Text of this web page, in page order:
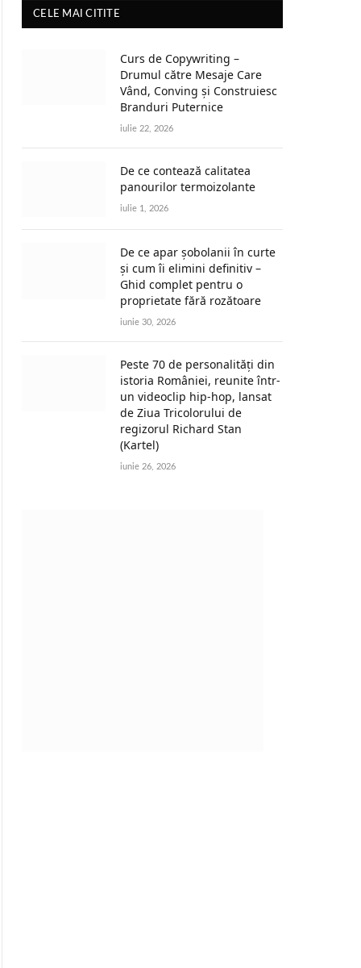
CELE MAI CITITE
Curs de Copywriting –
Drumul către Mesaje Care
Vând, Conving și Construiesc
Branduri Puternice
iulie 22, 2026
De ce contează calitatea
panourilor termoizolante
iulie 1, 2026
De ce apar șobolanii în curte
și cum îi elimini definitiv –
Ghid complet pentru o
proprietate fără rozătoare
iunie 30, 2026
Peste 70 de personalități din
istoria României, reunite într-
un videoclip hip-hop, lansat
de Ziua Tricolorului de
regizorul Richard Stan
(Kartel)
iunie 26, 2026